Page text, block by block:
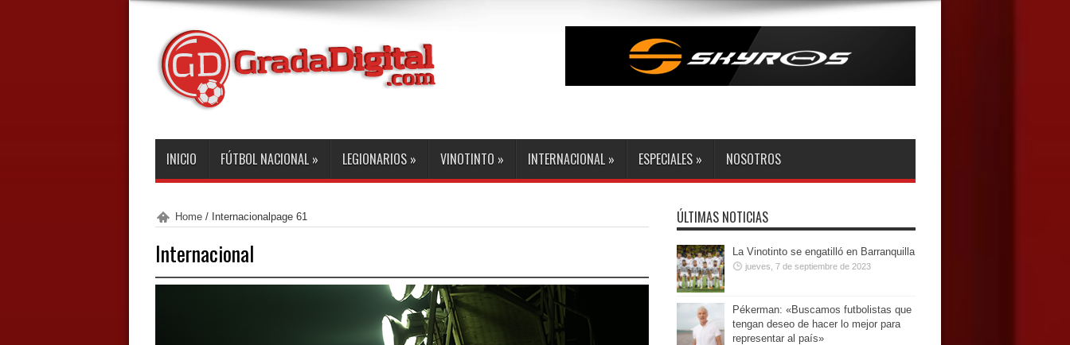
INICIO FÚTBOL NACIONAL » LEGIONARIOS » VINOTINTO » INTERNACIONAL » ESPECIALES » NOSOTROS
Home/ Internacionalpage 61
Internacional
ÚLTIMAS NOTICIAS
La Vinotinto se engatilló en Barranquilla
jueves, 7 de septiembre de 2023
Pékerman: «Buscamos futbolistas que
tengan deseo de hacer lo mejor para
representar al país»